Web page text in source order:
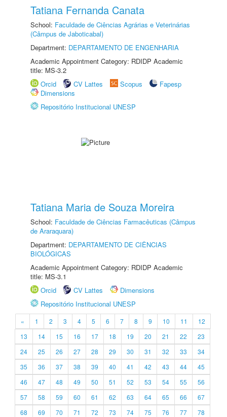
Tatiana Fernanda Canata
School: Faculdade de Ciências Agrárias e Veterinárias
(Câmpus de Jaboticabal)
Department: DEPARTAMENTO DE ENGENHARIA
Academic Appointment Category: RDIDP Academic
title: MS-3.2
Orcid
CV Lattes Scopus
Fapesp
Dimensions
Repositório Institucional UNESP
Tatiana Maria de Souza Moreira
School: Faculdade de Ciências Farmacêuticas (Câmpus
de Araraquara)
Department: DEPARTAMENTO DE CIÊNCIAS
BIOLÓGICAS
Academic Appointment Category: RDIDP Academic
title: MS-3.1
Orcid
CV Lattes
Dimensions
Repositório Institucional UNESP
« 1 2 3 4 5 6 7 8 9 10 11
12
13
14 15 16 17 18 19 20 21 22
23
24
25 26 27 28 29 30 31 32 33
34
35
36 37 38 39 40 41 42 43 44
45
46
47 48 49 50 51 52 53 54 55
56
57
58 59 60 61 62 63 64 65 66
67
68
69 70 71 72 73 74 75 76 77
78